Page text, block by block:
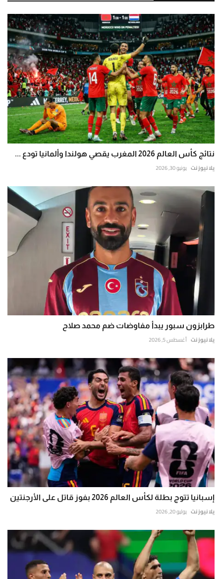
نتائج كأس العالم 2026 المغرب يقصي هولندا وألمانيا تودع ...
يلا نيوز نت يونيو 30, 2026
طرابزون سبور يبدأ مفاوضات ضم محمد صلاح
يلا نيوز نت أغسطس 5, 2026
إسبانيا تتوج بطلة لكأس العالم 2026 بفوز قاتل على الأرجنتين
يلا نيوز نت يوليو 20, 2026